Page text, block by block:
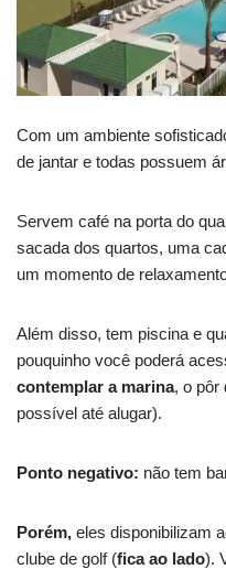
Com um ambiente
de jantar e todas possuem
Servem café na porta do
sacada dos quartos, uma
um momento de
Além disso, tem piscina e
pouquinho você poderá
contemplar a marina, o pôr
possível até alugar).
Ponto negativo: não tem
Porém, eles disponibilizam
clube de golf (fica ao lado).